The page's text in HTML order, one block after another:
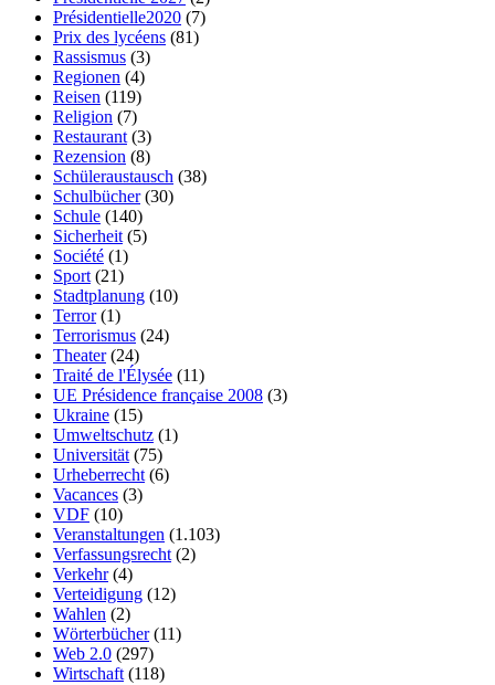
Présidentielle2020 (7)
Prix des lycéens (81)
Rassismus (3)
Regionen (4)
Reisen (119)
Religion (7)
Restaurant (3)
Rezension (8)
Schüleraustausch (38)
Schulbücher(30)
Schule (140)
Sicherheit (5)
Société (1)
Sport (21)
Stadtplanung (10)
Terror(1)
Terrorismus (24)
Theater(24)
Traité de l'Élysée (11)
UE Présidence française 2008 (3)
Ukraine (15)
Umweltschutz (1)
Universität (75)
Urheberrecht (6)
Vacances (3)
VDF (10)
Veranstaltungen (1.103)
Verfassungsrecht (2)
Verkehr(4)
Verteidigung (12)
Wahlen (2)
Wörterbücher(11)
Web 2.0 (297)
Wirtschaft (118)